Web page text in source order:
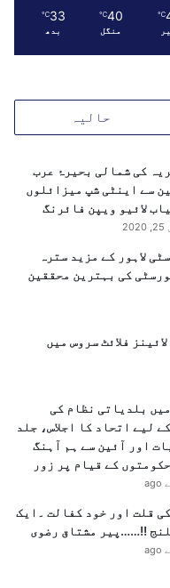
℃
40
℃
منگل
33
℃
بدھ
حالیہ
کی شمالی بحیرۂ عرب
سے اینٹی شپ میزائلوں
لائیو ویپن فائرنگ
لاہور کے مزید سترہ
کی بہترین محققین
فلائٹ سروس میں
بلدیاتی نظام کی
لیے اتحاد کا اجلاس، جلد
اور آئین سے ہم آہنگ
کے قیام پر زور
قلت اور خود کفالت ۔ایک
!!……پیر مشتاق رضوی